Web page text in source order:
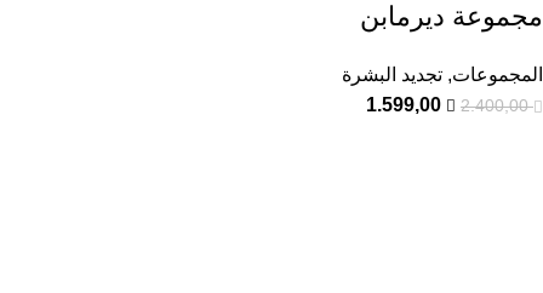
مجموعة ديرمابن
المجموعات, تجديد البشرة
2.400,00
1.599,00